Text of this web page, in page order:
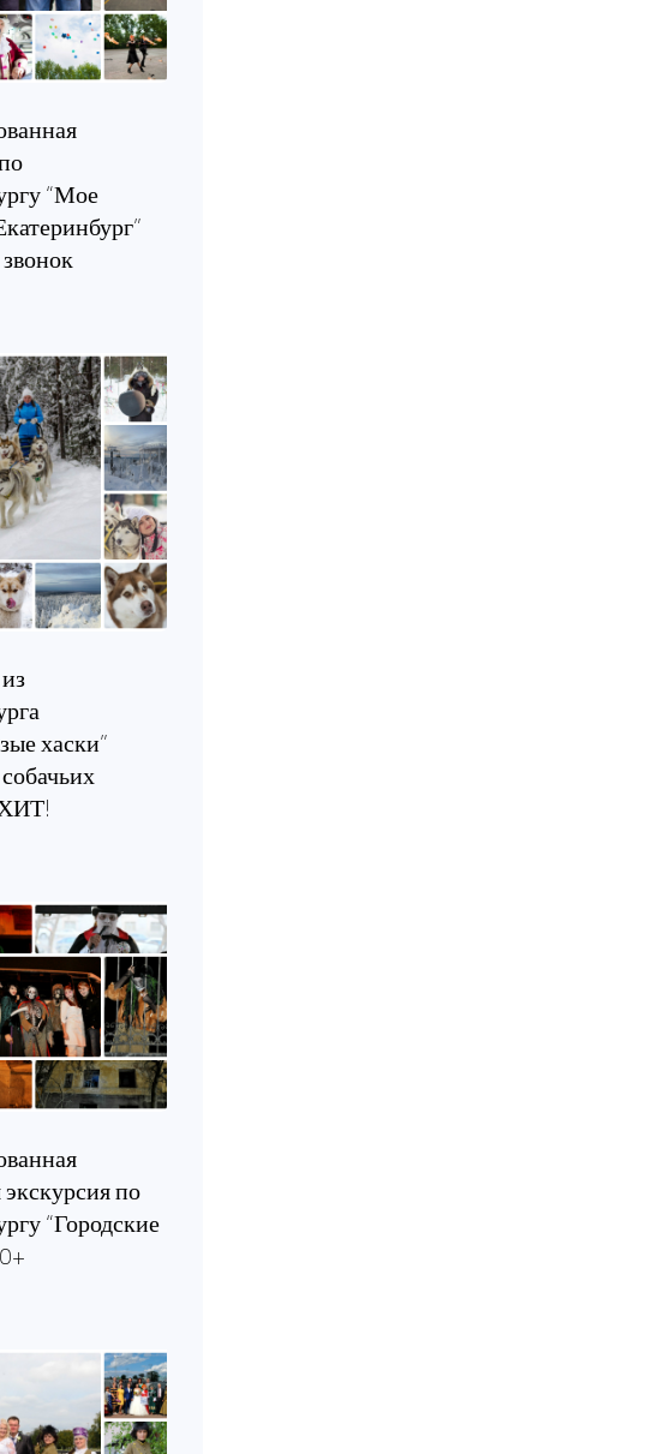
“Мое
хаски”
по
“Городские